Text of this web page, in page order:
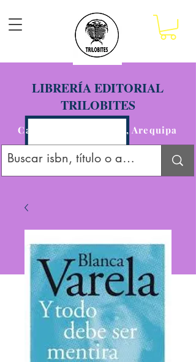
LIBRERÍA EDITORIAL
TRILOBITES
Calle San Agustín 201, Arequipa